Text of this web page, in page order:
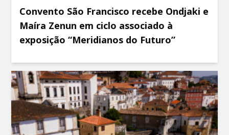
Convento São Francisco recebe Ondjaki e
Maíra Zenun em ciclo associado à
exposição “Meridianos do Futuro”